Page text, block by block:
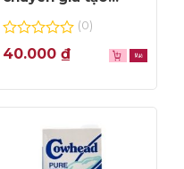
Foam đỉnh cao
0
out
5
(0)
40.000 ₫